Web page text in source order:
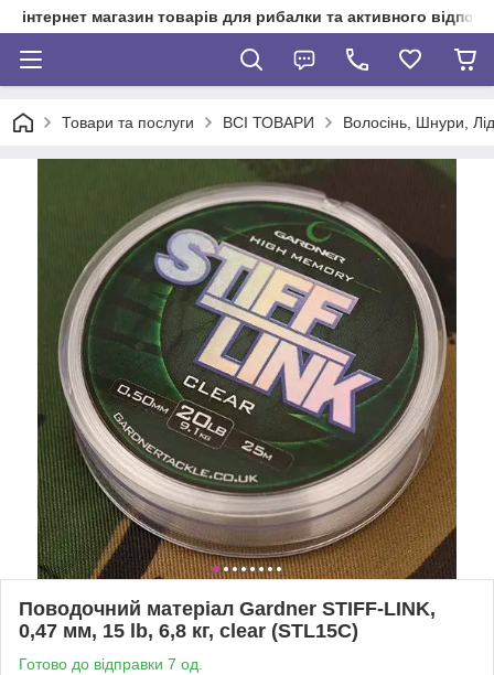
інтернет магазин товарів для рибалки та активного
Товари та послуги ВСІ ТОВАРИ Волосінь, Шнури,
Поводочний матеріал Gardner STIFF-LINK,
0,47 мм, 15 lb, 6,8 кг, clear (STL15C)
Готово до відправки 7 од.